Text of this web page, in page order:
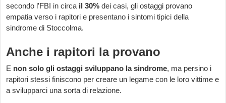
secondo l’FBI in circa il 30% dei casi, gli ostaggi provano
empatia verso i rapitori e presentano i sintomi tipici della
sindrome di Stoccolma.
Anche i rapitori la provano
E non solo gli ostaggi sviluppano la sindrome, ma persino i
rapitori stessi finiscono per creare un legame con le loro vittime e
a svilupparci una sorta di relazione.